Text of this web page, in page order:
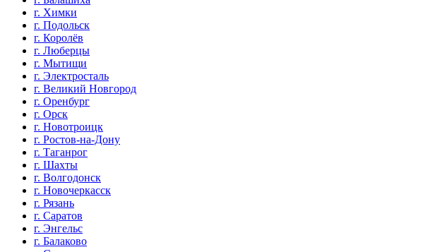
г. Химки
г. Подольск
г. Королёв
г. Люберцы
г. Мытищи
г. Электросталь
г. Великий Новгород
г. Оренбург
г. Орск
г. Новотроицк
г. Ростов-на-Дону
г. Таганрог
г. Шахты
г. Волгодонск
г. Новочеркасск
г. Рязань
г. Саратов
г. Энгельс
г. Балаково